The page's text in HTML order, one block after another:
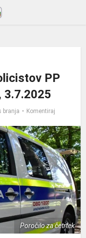
PP
3.7.2025
branja Komentiraj
Poročilo za četrtek